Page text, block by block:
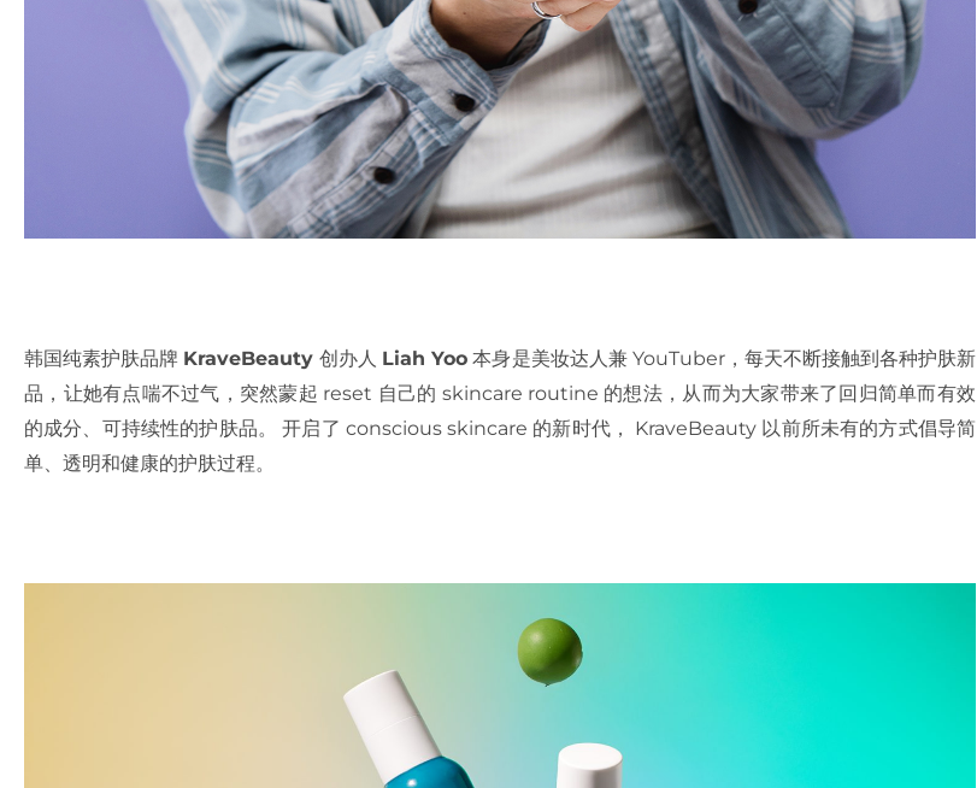
韩国纯素护肤品牌 KraveBeauty创办人 Liah Yoo 本身是美妆达人兼 YouTuber，每天不断接触到各种护肤新
品，让她有点喘不过气，突然蒙起 reset 自己的 skincare routine 的想法，从而为大家带来了回归简单而有效
的成分、可持续性的护肤品。 开启了 conscious skincare 的新时代， KraveBeauty 以前所未有的方式倡导简
单、透明和健康的护肤过程。